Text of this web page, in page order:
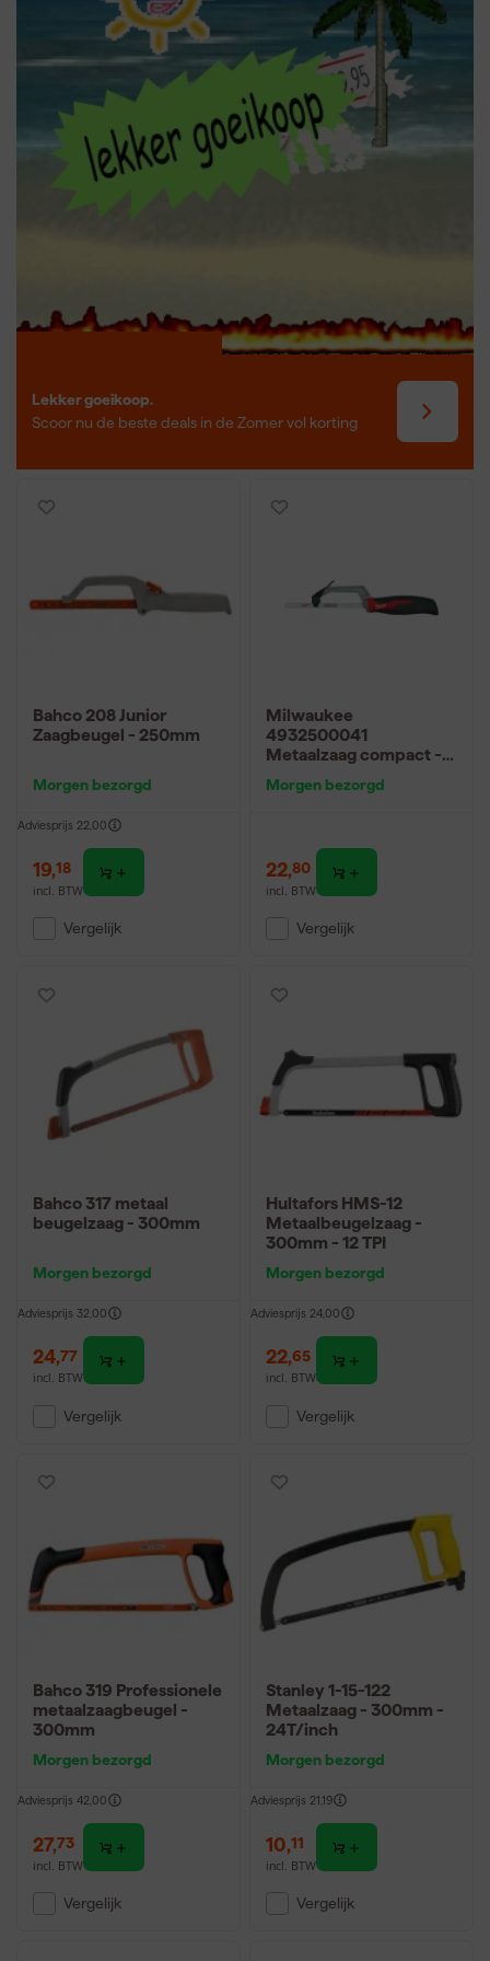
Lekker goeikoop.
Scoor nu de beste deals in de Zomer vol korting
Bahco 208 Junior
Zaagbeugel - 250mm
Morgen bezorgd
Adviesprijs 22,00
19,18
incl. BTW
Vergelijk
Milwaukee
4932500041
Metaalzaag compact -
Morgen bezorgd
22,80
incl. BTW
Vergelijk
Bahco 317 metaal
beugelzaag - 300mm
Morgen bezorgd
Adviesprijs 32,00
24,77
incl. BTW
Vergelijk
Hultafors HMS-12
Metaalbeugelzaag -
300mm - 12 TPI
Morgen bezorgd
Adviesprijs 24,00
22,65
incl. BTW
Vergelijk
Bahco 319 Professionele
metaalzaagbeugel -
300mm
Morgen bezorgd
Adviesprijs 42,00
27,73
incl. BTW
Vergelijk
Stanley 1-15-122
Metaalzaag - 300mm -
24T/inch
Morgen bezorgd
Adviesprijs 21,19
10,11
incl. BTW
Vergelijk